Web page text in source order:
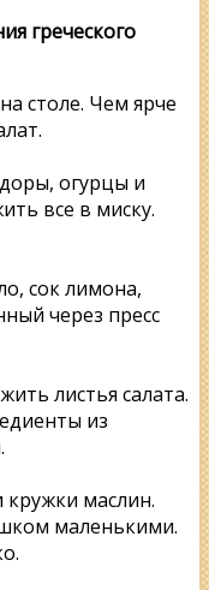
греческого
столе. Чем ярче
огурцы и
все в миску.
сок лимона,
через пресс
листья салата.
из
маслин.
маленькими.